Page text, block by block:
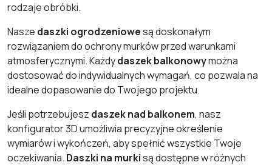
rodzaje obróbki.
Nasze daszki ogrodzeniowesą doskonałym
rozwiązaniem do ochrony murków przed warunkami
atmosferycznymi. Każdydaszek balkonowymożna
dostosować do indywidualnych wymagań, co pozwala na
idealne dopasowanie do Twojego projektu.
Jeśli potrzebujesz daszek nad balkonem, nasz
konfigurator 3D umożliwia precyzyjne określenie
wymiarów i wykończeń, aby spełnić wszystkie Twoje
oczekiwania. Daszki na murkisą dostępne w różnych